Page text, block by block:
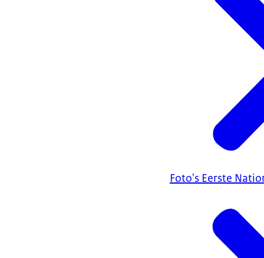
Maar dat het
VOICE-
gereserveerd
Toch is de
Nederlandse
Nederlandse
Het is een
Als je om je
weet je ook
te kunnen
(Het
Rijksoverheid.)
Foto's Eerste